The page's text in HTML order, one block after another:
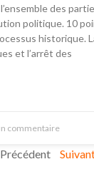
des
politique. 10
historique.
et l’arrêt des
commentaire
Précédent